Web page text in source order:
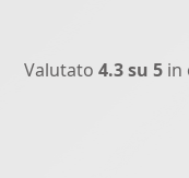
Valutato 4.3 su 5in